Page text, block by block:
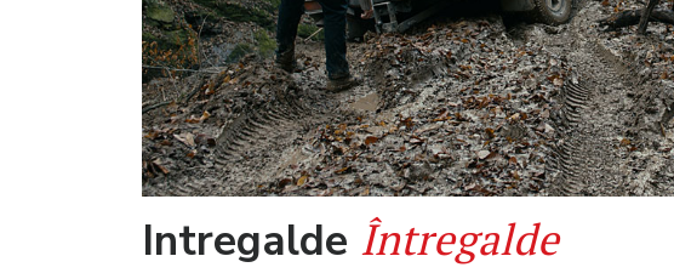
Intregalde Întregalde